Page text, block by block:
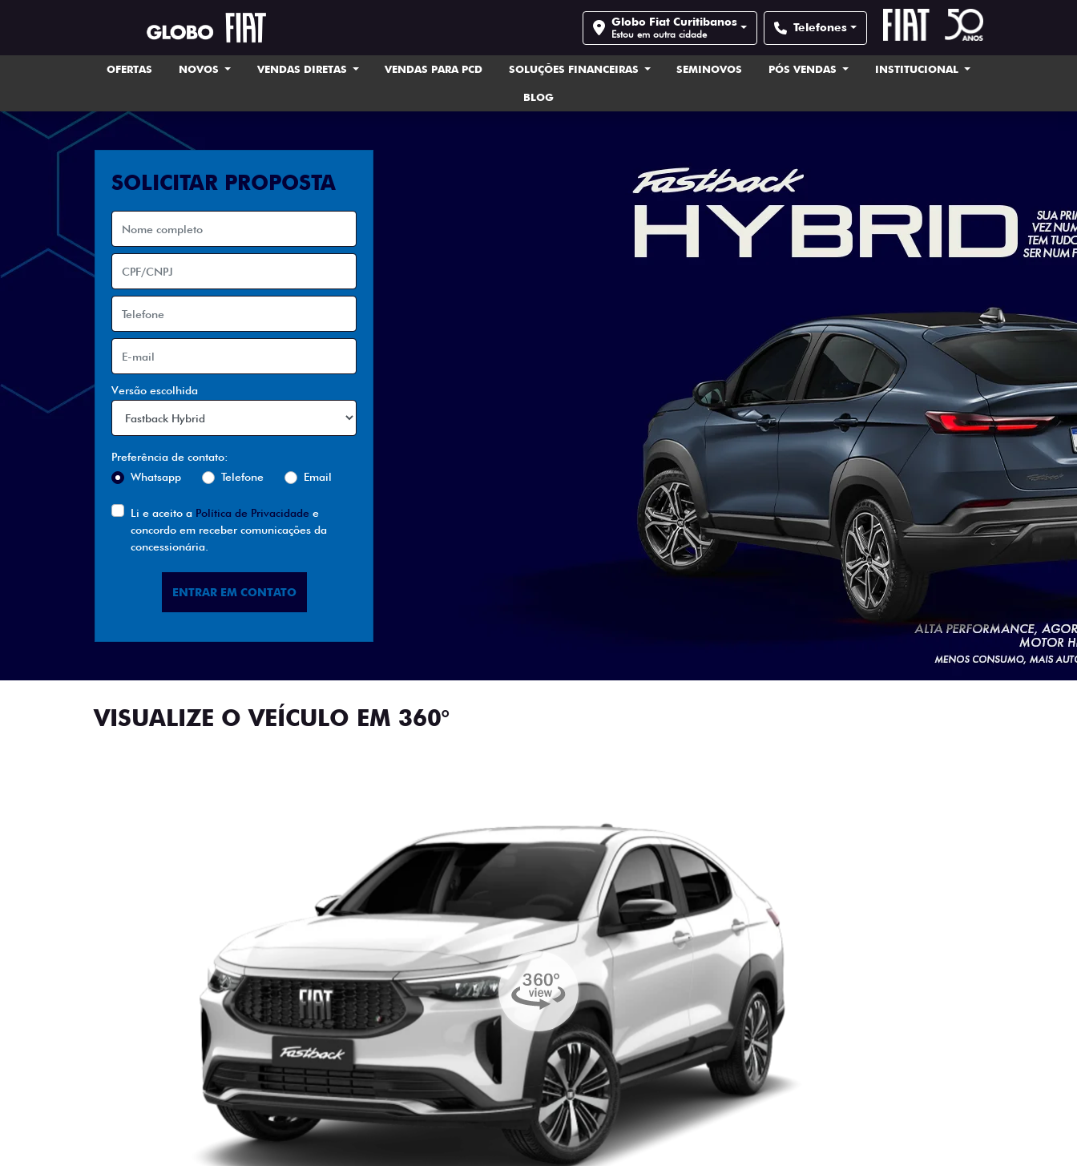
Globo Fiat Curitibanos
Estou em outra cidade Telefones
OFERTAS NOVOS VENDAS DIRETAS VENDAS PARA PCD SOLUÇÕES FINANCEIRAS SEMINOVOS PÓS VENDAS INSTITUCIONAL
BLOG
SOLICITAR PROPOSTA
Versão escolhida
Preferência de contato:
Whatsapp
Telefone Email
Li e aceito a Política de Privacidade e
concordo em receber comunicações da
concessionária.
ENTRAR EM CONTATO
VISUALIZE O VEÍCULO EM 360°